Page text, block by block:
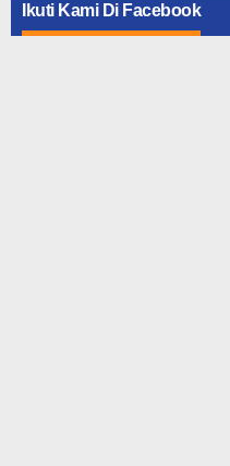
Ikuti Kami Di Facebook